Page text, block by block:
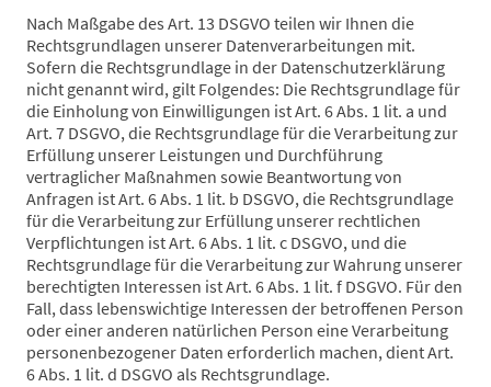
Nach Maßgabe des Art. 13 DSGVO teilen wir Ihnen die
Rechtsgrundlagen unserer Datenverarbeitungen mit.
Sofern die Rechtsgrundlage in der Datenschutzerklärung
nicht genannt wird, gilt Folgendes: Die Rechtsgrundlage für
die Einholung von Einwilligungen ist Art. 6 Abs. 1 lit. a und
Art. 7 DSGVO, die Rechtsgrundlage für die Verarbeitung zur
Erfüllung unserer Leistungen und Durchführung
vertraglicher Maßnahmen sowie Beantwortung von
Anfragen ist Art. 6 Abs. 1 lit. b DSGVO, die Rechtsgrundlage
für die Verarbeitung zur Erfüllung unserer rechtlichen
Verpflichtungen ist Art. 6 Abs. 1 lit. c DSGVO, und die
Rechtsgrundlage für die Verarbeitung zur Wahrung unserer
berechtigten Interessen ist Art. 6 Abs. 1 lit. f DSGVO. Für den
Fall, dass lebenswichtige Interessen der betroffenen Person
oder einer anderen natürlichen Person eine Verarbeitung
personenbezogener Daten erforderlich machen, dient Art.
6 Abs. 1 lit. d DSGVO als Rechtsgrundlage.